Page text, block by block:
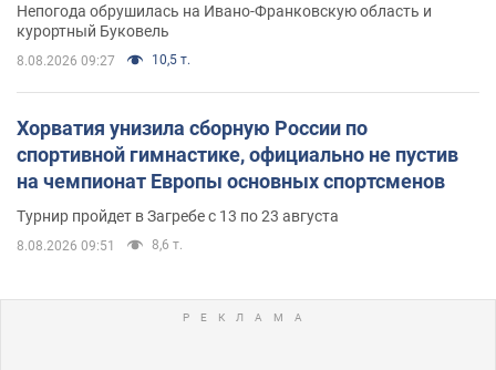
Непогода обрушилась на Ивано-Франковскую область и
курортный Буковель
8.08.2026 09:27 10,5 т.
Хорватия унизила сборную России по
спортивной гимнастике, официально не пустив
на чемпионат Европы основных спортсменов
Турнир пройдет в Загребе с 13 по 23 августа
8.08.2026 09:51 8,6 т.